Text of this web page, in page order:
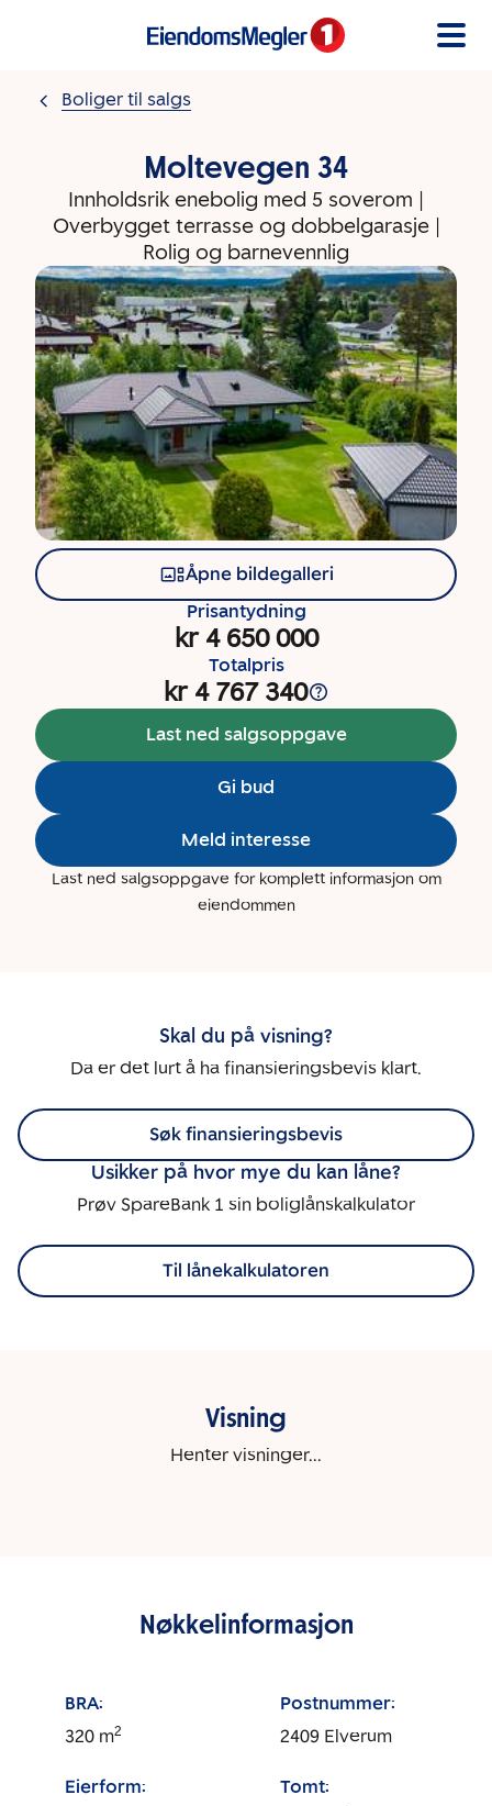
Boliger til salgs
Moltevegen 34
Innholdsrik enebolig med 5 soverom |
Overbygget terrasse og dobbelgarasje |
Rolig og barnevennlig
Åpne bildegalleri
Prisantydning
kr 4 650 000
Totalpris
kr 4 767 340
Last ned salgsoppgave
Gi bud
Meld interesse
Last ned salgsoppgave for komplett informasjon om
eiendommen
Skal du på visning?
Da er det lurt å ha finansieringsbevis klart.
Søk finansieringsbevis
Usikker på hvor mye du kan låne?
Prøv SpareBank 1 sin boliglånskalkulator
Til lånekalkulatoren
Visning
Henter visninger...
Nøkkelinformasjon
BRA:
320 m2
Postnummer:
2409 Elverum
Eierform:
Tomt: